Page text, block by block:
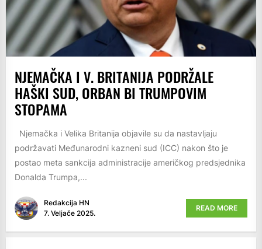
NJEMAČKA I V. BRITANIJA PODRŽALE
HAŠKI SUD, ORBAN BI TRUMPOVIM
STOPAMA
Njemačka i Velika Britanija objavile su da nastavljaju
podržavati Međunarodni kazneni sud (ICC) nakon što je
postao meta sankcija administracije američkog predsjednika
Donalda Trumpa,...
Redakcija HN
7. Veljače 2025.
READ MORE